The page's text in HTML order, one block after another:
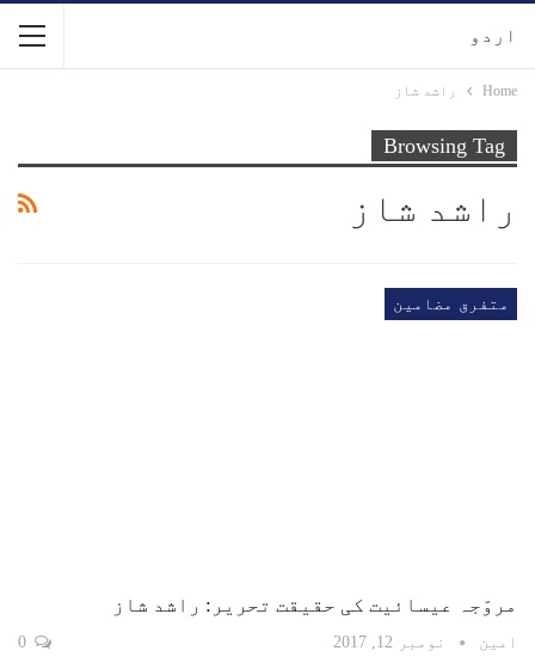
اردو
Home راشد شاز
Browsing Tag
راشد شاز
متفرق مضامین
مروّجہ عیسائیت کی حقیقت تحریر: راشد شاز
امین نومبر 12, 2017